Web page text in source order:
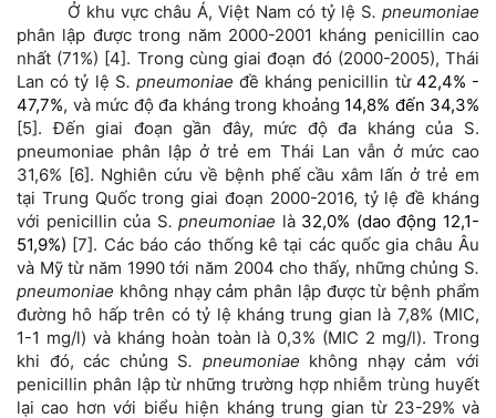
Ở khu vực châu Á, Việt Nam có tỷ lệ S. pneumoniae
phân lập được trong năm 2000-2001 kháng penicillin cao
nhất (71%) [4]. Trong cùng giai đoạn đó (2000-2005), Thái
Lan có tỷ lệ S. pneumoniae đề kháng penicillin từ 42,4% -
47,7%, và mức độ đa kháng trong khoảng 14,8% đến 34,3%
[5]. Đến giai đoạn gần đây, mức độ đa kháng của S.
pneumoniae phân lập ở trẻ em Thái Lan vẫn ở mức cao
31,6% [6]. Nghiên cứu về bệnh phế cầu xâm lấn ở trẻ em
tại Trung Quốc trong giai đoạn 2000-2016, tỷ lệ đề kháng
với penicillin của S. pneumoniae là 32,0% (dao động 12,1-
51,9%) [7]. Các báo cáo thống kê tại các quốc gia châu Âu
và Mỹ từ năm 1990 tới năm 2004 cho thấy, những chủng S.
pneumoniae không nhạy cảm phân lập được từ bệnh phẩm
đường hô hấp trên có tỷ lệ kháng trung gian là 7,8% (MIC,
1-1 mg/l) và kháng hoàn toàn là 0,3% (MIC 2 mg/l). Trong
khi đó, các chủng S. pneumoniae không nhạy cảm với
penicillin phân lập từ những trường hợp nhiễm trùng huyết
lại cao hơn với biểu hiện kháng trung gian từ 23-29% và